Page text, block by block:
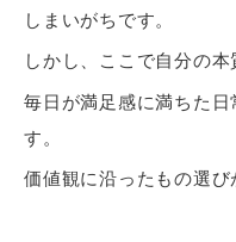
しまいがちです。
しかし、ここで自分の本
毎日が満足感に満ちた
す。
価値観に沿ったもの選び